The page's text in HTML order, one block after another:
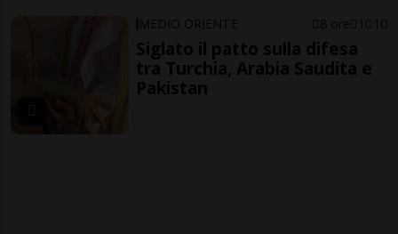
MEDIO ORIENTE 8 ore 1 10
Siglato il patto sulla difesa
tra Turchia, Arabia Saudita e
Pakistan